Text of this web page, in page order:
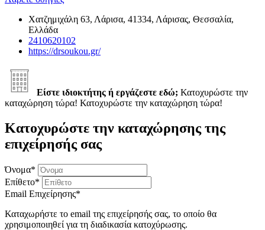
Χατζημιχάλη 63, Λάρισα, 41334, Λάρισας, Θεσσαλία,
Ελλάδα
2410620102
https://drsoukou.gr/
Είστε ιδιοκτήτης ή εργάζεστε εδώ; Κατοχυρώστε την
καταχώρηση τώρα! Κατοχυρώστε την καταχώρηση τώρα!
Κατοχυρώστε την καταχώρησης της
επιχείρησής σας
Όνομα*
Επίθετο*
Email Επιχείρησης*
Καταχωρήστε το email της επιχείρησής σας, το οποίο θα
χρησιμοποιηθεί για τη διαδικασία κατοχύρωσης.